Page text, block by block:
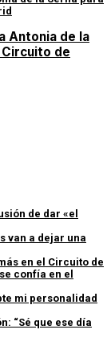
Antonia de la
de
de dar «el
van a dejar una
en el Circuito de
confía en el
mi personalidad
“Sé que ese día